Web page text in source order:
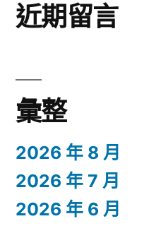
近期留言
彙整
2026 年 8 月
2026 年 7 月
2026 年 6 月